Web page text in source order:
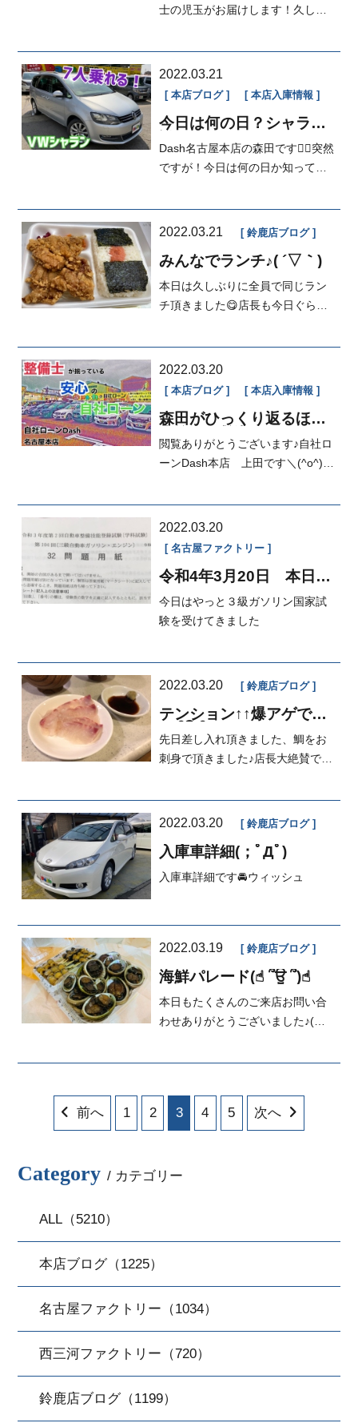
士の児玉がお届けします！久しぶ
2022.03.21
本店ブログ 本店入庫情報
今日は何の日？シャラン
Dash名古屋本店の森田です🙋‍♀️突然
ですが！今日は何の日か知ってい
2022.03.21 鈴鹿店ブログ
みんなでランチ♪( ´▽｀)
本日は久しぶりに全員で同じラン
チ頂きました😋店長も今日ぐらい
2022.03.20
本店ブログ 本店入庫情報
森田がひっくり返るほど
閲覧ありがとうございます♪自社ロ
ーンDash本店 上田です＼(^o^)／
2022.03.20
名古屋ファクトリー
令和4年3月20日 本日の
今日はやっと３級ガソリン国家試
験を受けてきました
2022.03.20 鈴鹿店ブログ
テンション↑↑爆アゲです
先日差し入れ頂きました、鯛をお
刺身で頂きました♪店長大絶賛でテ
2022.03.20 鈴鹿店ブログ
入庫車詳細(；ﾟДﾟ)
入庫車詳細です🚘ウィッシュ
2022.03.19 鈴鹿店ブログ
海鮮パレード(☝︎ ՞ਊ ՞)☝︎
本日もたくさんのご来店お問い合
わせありがとうございました♪(〃ω
前へ 1 2 3 4 5 次へ
Category / カテゴリー
ALL（5210）
本店ブログ（1225）
名古屋ファクトリー（1034）
西三河ファクトリー（720）
鈴鹿店ブログ（1199）